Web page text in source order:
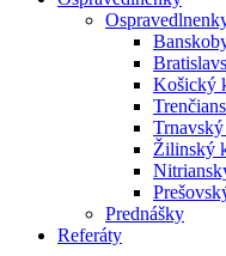
Košický
Žilinský
Prednášky
Referáty